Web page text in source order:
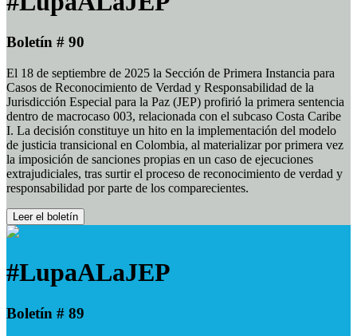
Boletín # 90
El 18 de septiembre de 2025 la Sección de Primera Instancia para
Casos de Reconocimiento de Verdad y Responsabilidad de la
Jurisdicción Especial para la Paz (JEP) profirió la primera sentencia
dentro de macrocaso 003, relacionada con el subcaso Costa Caribe
I. La decisión constituye un hito en la implementación del modelo
de justicia transicional en Colombia, al materializar por primera vez
la imposición de sanciones propias en un caso de ejecuciones
extrajudiciales, tras surtir el proceso de reconocimiento de verdad y
responsabilidad por parte de los comparecientes.
Leer el boletín
#LupaALaJEP
Boletín # 89